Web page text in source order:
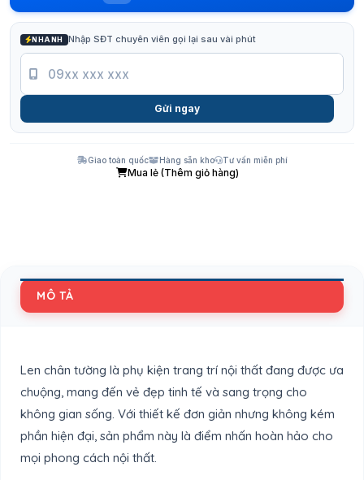
NHANH Nhập SĐT chuyên viên gọi lại sau vài phút
Gửi ngay
Giao toàn quốc Hàng sẵn kho Tư vấn miễn phí
Mua lẻ (Thêm giỏ hàng)
MÔ TẢ
Len chân tường là phụ kiện trang trí nội thất đang được ưa
chuộng, mang đến vẻ đẹp tinh tế và sang trọng cho
không gian sống. Với thiết kế đơn giản nhưng không kém
phần hiện đại, sản phẩm này là điểm nhấn hoàn hảo cho
mọi phong cách nội thất.